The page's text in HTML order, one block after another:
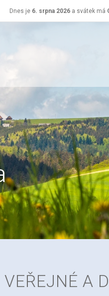
Dnes je 6. srpna 2026a svátek má
VEŘEJNÉ A